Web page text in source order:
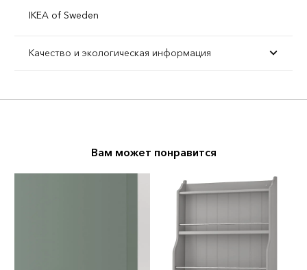
IKEA of Sweden
Качество и экологическая информация
Вам может понравится